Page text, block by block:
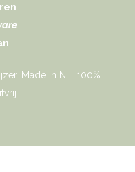
Made in NL. 100%